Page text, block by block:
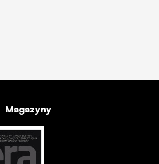
Magazyny